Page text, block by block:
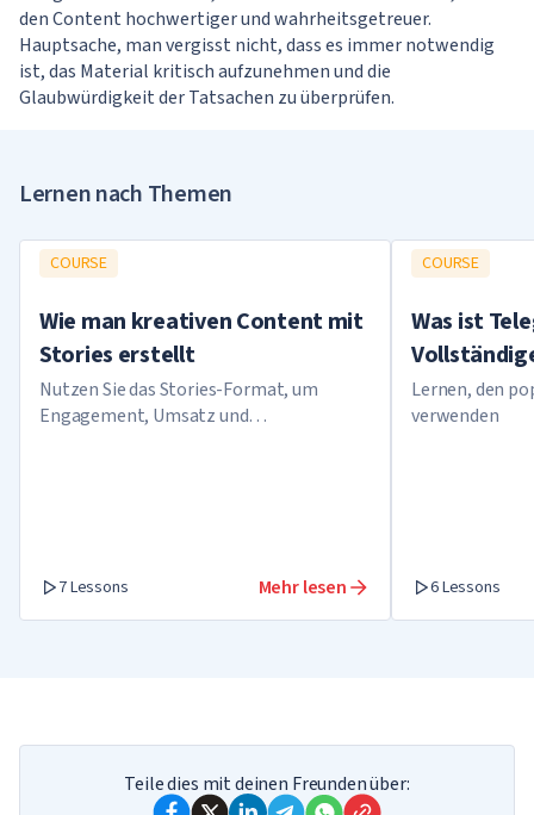
den Content hochwertiger und wahrheitsgetreuer.
Hauptsache, man vergisst nicht, dass es immer notwendig
ist, das Material kritisch aufzunehmen und die
Glaubwürdigkeit der Tatsachen zu überprüfen.
Lernen nach Themen
COURSE
Wie man kreativen Content mit
Stories erstellt
Nutzen Sie das Stories-Format, um
Engagement, Umsatz und
7 Lessons Mehr lesen
COURSE
Was ist
Lernen, den
verwenden
6 Lessons
Teile dies mit deinen Freunden über: